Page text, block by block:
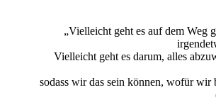
„Vielleicht geht es auf dem Weg
Vielleicht geht es darum, alles
sodass wir das sein können, wofür wir